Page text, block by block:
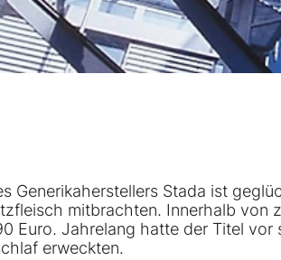
Generikaherstellers Stada ist
mitbrachten. Innerhalb von
Euro. Jahrelang hatte der Titel
erweckten.